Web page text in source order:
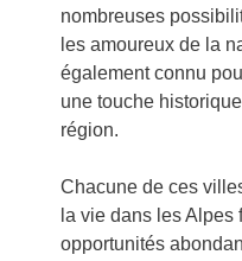
nombreuses
les amoureux de la
également connu
une touche
région.
Chacune de ces
la vie dans les
opportunités